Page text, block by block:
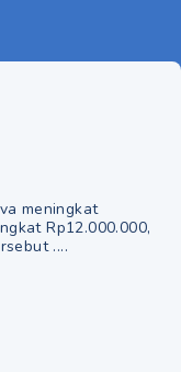
meningkat
Rp12.000.000,
....